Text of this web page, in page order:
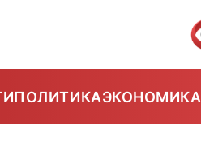
ПОЛИТИКАЭКОНОМИКА